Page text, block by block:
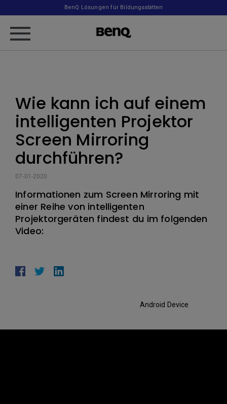
BenQ Lösungen für Bildungsstätten
Wie kann ich auf einem
intelligenten Projektor
Screen Mirroring
durchführen?
07-01-2020
Informationen zum Screen Mirroring mit
einer Reihe von intelligenten
Projektorgeräten findest du im folgenden
Video:
Android Device